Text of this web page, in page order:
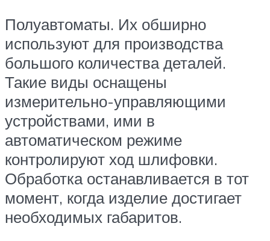
Полуавтоматы. Их обширно
используют для производства
большого количества деталей.
Такие виды оснащены
измерительно-управляющими
устройствами, ими в
автоматическом режиме
контролируют ход шлифовки.
Обработка останавливается в тот
момент, когда изделие достигает
необходимых габаритов.